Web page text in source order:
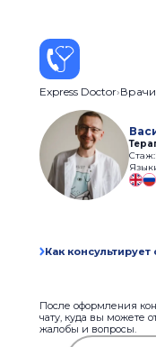
Express Doctor Врачи
Стаж:
Как консультирует
После оформления
чату, куда вы можете
жалобы и вопросы.